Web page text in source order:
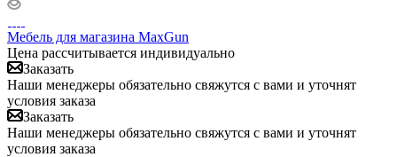
Мебель для магазина MaxGun
Цена рассчитывается индивидуально
Заказать
Наши менеджеры обязательно свяжутся с вами и уточнят
условия заказа
Заказать
Наши менеджеры обязательно свяжутся с вами и уточнят
условия заказа